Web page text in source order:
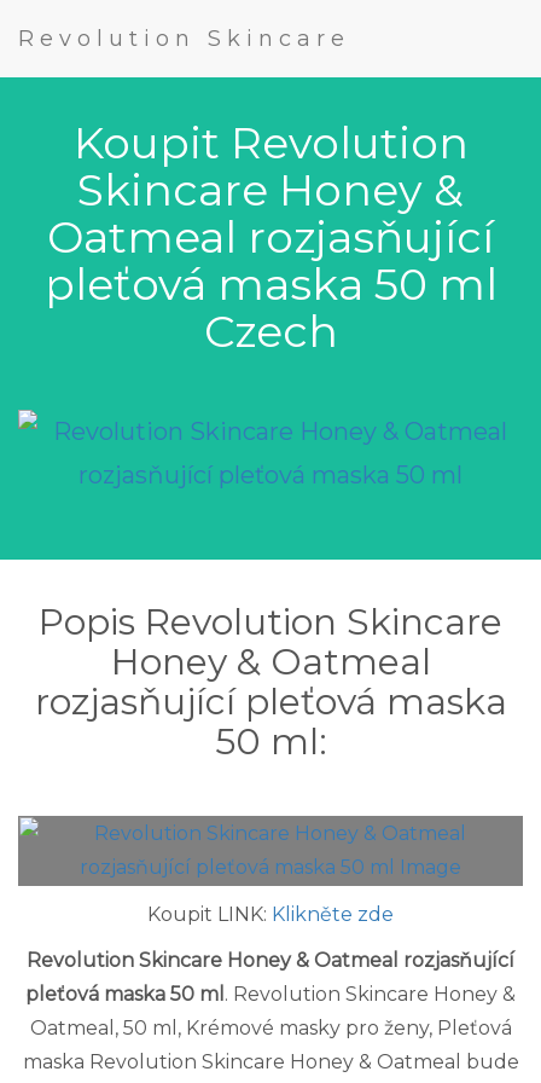
Revolution Skincare
Koupit Revolution
Skincare Honey &
Oatmeal rozjasňující
pleťová maska 50 ml
Czech
Popis Revolution Skincare
Honey & Oatmeal
rozjasňující pleťová maska
50 ml:
Koupit LINK: Klikněte zde
Revolution Skincare Honey & Oatmeal rozjasňující
pleťová maska 50 ml . Revolution Skincare Honey &
Oatmeal, 50 ml, Krémové masky pro ženy, Pleťová
maska Revolution Skincare Honey & Oatmeal bude